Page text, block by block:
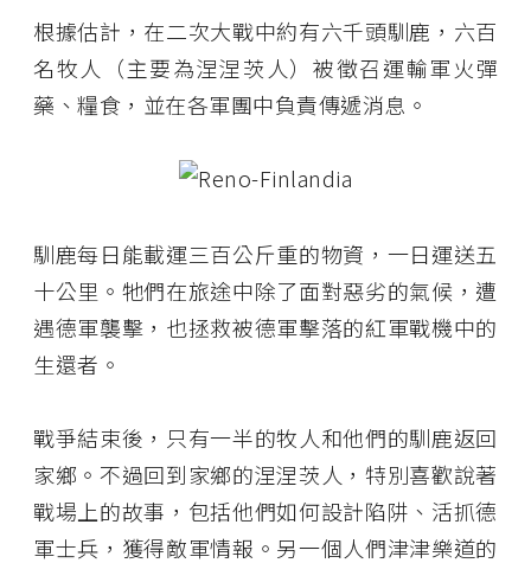
根據估計，在二次大戰中約有六千頭馴鹿，六百
名牧人（主要為涅涅茨人）被徵召運輸軍火彈
藥、糧食，並在各軍團中負責傳遞消息。
馴鹿每日能載運三百公斤重的物資，一日運送五
十公里。牠們在旅途中除了面對惡劣的氣候，遭
遇德軍襲擊，也拯救被德軍擊落的紅軍戰機中的
生還者。
戰爭結束後，只有一半的牧人和他們的馴鹿返回
家鄉。不過回到家鄉的涅涅茨人，特別喜歡說著
戰場上的故事，包括他們如何設計陷阱、活抓德
軍士兵，獲得敵軍情報。另一個人們津津樂道的